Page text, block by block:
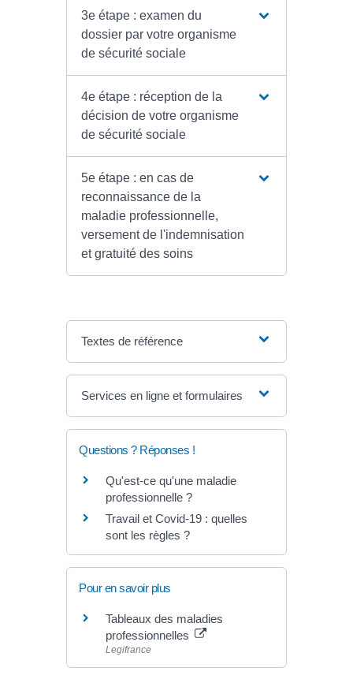
3e étape : examen du
dossier par votre organisme
de sécurité sociale
4e étape : réception de la
décision de votre organisme
de sécurité sociale
5e étape : en cas de
reconnaissance de la
maladie professionnelle,
versement de l'indemnisation
et gratuité des soins
Textes de référence
Services en ligne et formulaires
Questions ? Réponses !
Qu'est-ce qu'une maladie
professionnelle ?
Travail et Covid-19 : quelles
sont les règles ?
Pour en savoir plus
Tableaux des maladies
professionnelles
Legifrance